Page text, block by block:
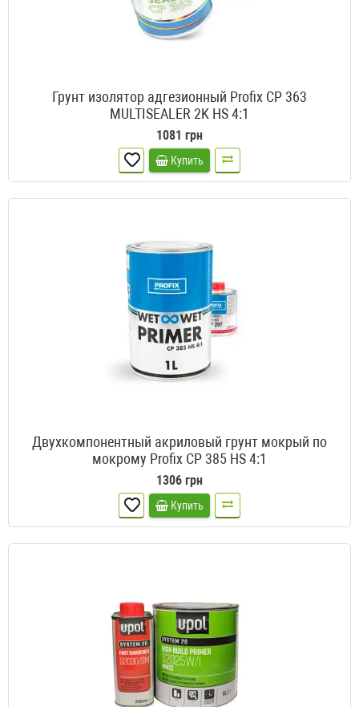
Грунт изолятор адгезионный Profix CP 363
MULTISEALER 2K HS 4:1
1081 грн
Купить
Двухкомпонентный акриловый грунт мокрый по
мокрому Profix CP 385 HS 4:1
1306 грн
Купить